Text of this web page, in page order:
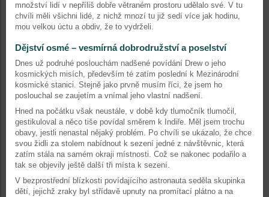
množství lidí v nepříliš dobře větraném prostoru udělalo své. V tu
chvíli měli všichni lidé, z nichž mnozí tu již sedí více jak hodinu,
mou velkou úctu a obdiv, že to vydrželi.
Dějství osmé – vesmírná dobrodružství a poselství
Dnes už podruhé poslouchám nadšené povídání Drew o jeho
kosmických misích, především té zatím poslední k Mezinárodní
kosmické stanici. Stejně jako prvně musím říci, že jsem ho
poslouchal se zaujetím a vnímal jeho vlastní nadšení.
Hned na počátku však neustále, v době kdy tlumočník tlumočil,
gestikuloval a něco tiše povídal směrem k Indiře. Měl jsem trochu
obavy, jestli nenastal nějaký problém. Po chvíli se ukázalo, že chce
svou židli za stolem nabídnout k sezení jedné z návštěvnic, která
zatím stála na samém okraji místnosti. Což se nakonec podařilo a
tak se objevily ještě další tři místa k sezení.
V bezprostřední blízkosti povídajícího astronauta seděla skupinka
dětí, jejichž zraky byl střídavě upnuty na promítací plátno a na